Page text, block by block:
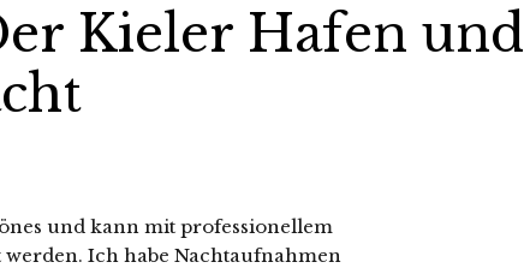
Kieler Hafen und
und kann mit professionellem
werden. Ich habe Nachtaufnahmen